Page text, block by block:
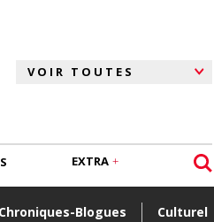
Chroniques-Blogues Culturel
EXTRA